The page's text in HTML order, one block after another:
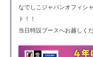
なでしこジャパンオフィシ
ト！！
当日特設ブースへお越しく